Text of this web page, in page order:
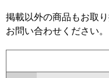
三菱電機
掲載以外の商品もお取
お問い合わせください。